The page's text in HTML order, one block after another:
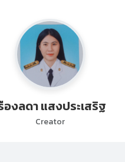
องลดา แสงประเสริฐ
Creator